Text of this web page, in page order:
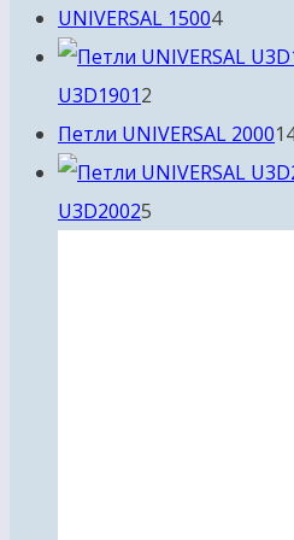
товаров
UNIVERSAL 150044
товара
U3D19012
товара
Петли UNIVERSAL 2000
U3D20025